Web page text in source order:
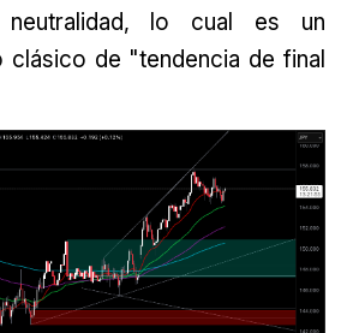
lo cual es un
clásico de "tendencia de final